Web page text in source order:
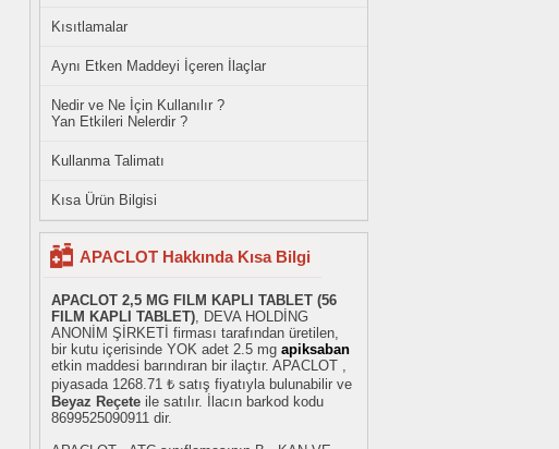
Kısıtlamalar
Aynı Etken Maddeyi İçeren İlaçlar
Nedir ve Ne İçin Kullanılır ?
Yan Etkileri Nelerdir ?
Kullanma Talimatı
Kısa Ürün Bilgisi
APACLOT Hakkında Kısa Bilgi
APACLOT 2,5 MG FILM KAPLI TABLET (56
FILM KAPLI TABLET), DEVA HOLDİNG
ANONİM ŞİRKETİ firması tarafından üretilen,
bir kutu içerisinde YOK adet 2.5 mg apiksaban
etkin maddesi barındıran bir ilaçtır. APACLOT ,
piyasada 1268.71 ₺ satış fiyatıyla bulunabilir ve
Beyaz Reçete ile satılır. İlacın barkod kodu
8699525090911 dir.